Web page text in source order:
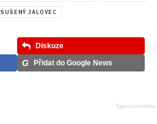
SUŠENÝ JALOVEC
Diskuze
G Přidat do Google News